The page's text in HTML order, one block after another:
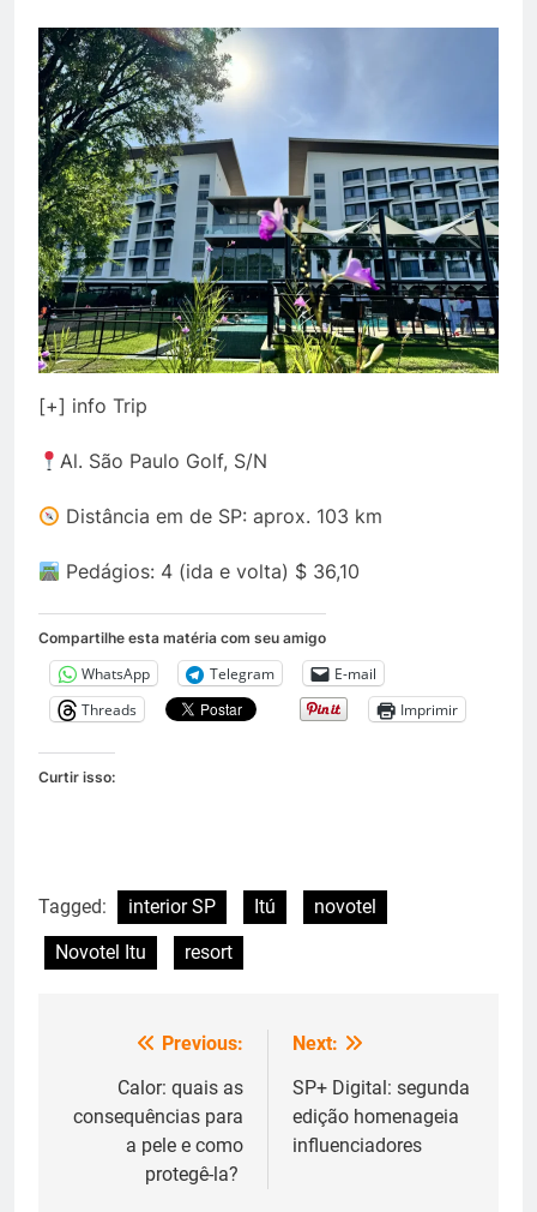
[+] info Trip
Al. São Paulo Golf, S/N
Distância em de SP: aprox. 103 km
Pedágios: 4 (ida e volta) $ 36,10
Compartilhe esta matéria com seu amigo
WhatsApp Telegram
E-mail
Threads
Imprimir
Curtir isso:
Tagged: interior SP Itú
novotel
Novotel Itu
resort
Navegação
Previous:
Calor: quais as
consequências para
a pele e como
protegê-la?
Next:
SP+ Digital: segunda
edição homenageia
influenciadores